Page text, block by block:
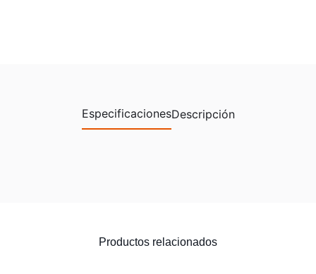
EspecificacionesDescripción
Productos relacionados